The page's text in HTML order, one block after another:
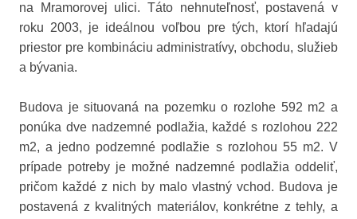
na Mramorovej ulici. Táto nehnuteľnosť, postavená v
roku 2003, je ideálnou voľbou pre tých, ktorí hľadajú
priestor pre kombináciu administratívy, obchodu, služieb
a bývania.
Budova je situovaná na pozemku o rozlohe 592 m2 a
ponúka dve nadzemné podlažia, každé s rozlohou 222
m2, a jedno podzemné podlažie s rozlohou 55 m2. V
prípade potreby je možné nadzemné podlažia oddeliť,
pričom každé z nich by malo vlastný vchod. Budova je
postavená z kvalitných materiálov, konkrétne z tehly, a